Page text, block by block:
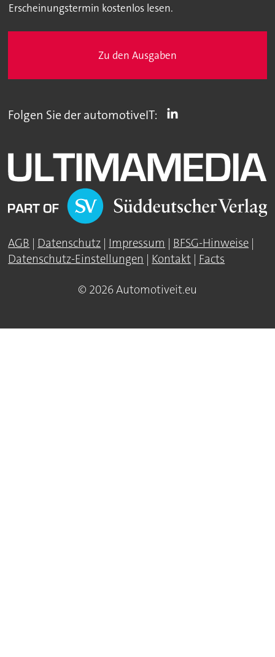
Erscheinungstermin kostenlos lesen.
Zu den Ausgaben
Folgen Sie der automotiveIT:
AGB | Datenschutz | Impressum | BFSG-Hinweise |
Datenschutz-Einstellungen | Kontakt | Facts
© 2026 Automotiveit.eu